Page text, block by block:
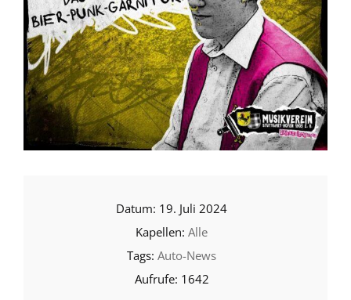
19. Juli 2024
Alle
Auto-News
1642